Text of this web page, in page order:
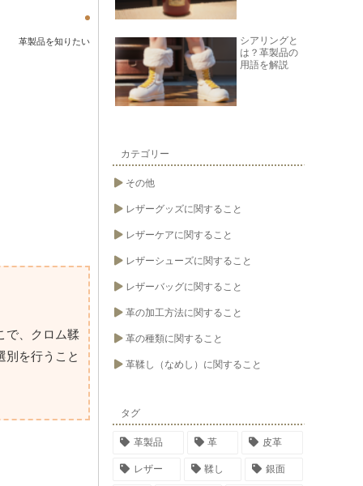
革製品を知りたい
で、クロム鞣
別を行うこと
シアリングと
は？革製品の
用語を解説
カテゴリー
その他
レザーグッズに関すること
レザーケアに関すること
レザーシューズに関すること
レザーバッグに関すること
革の加工方法に関すること
革の種類に関すること
革鞣し（なめし）に関すること
タグ
革製品 革 皮革
レザー 鞣し 銀面